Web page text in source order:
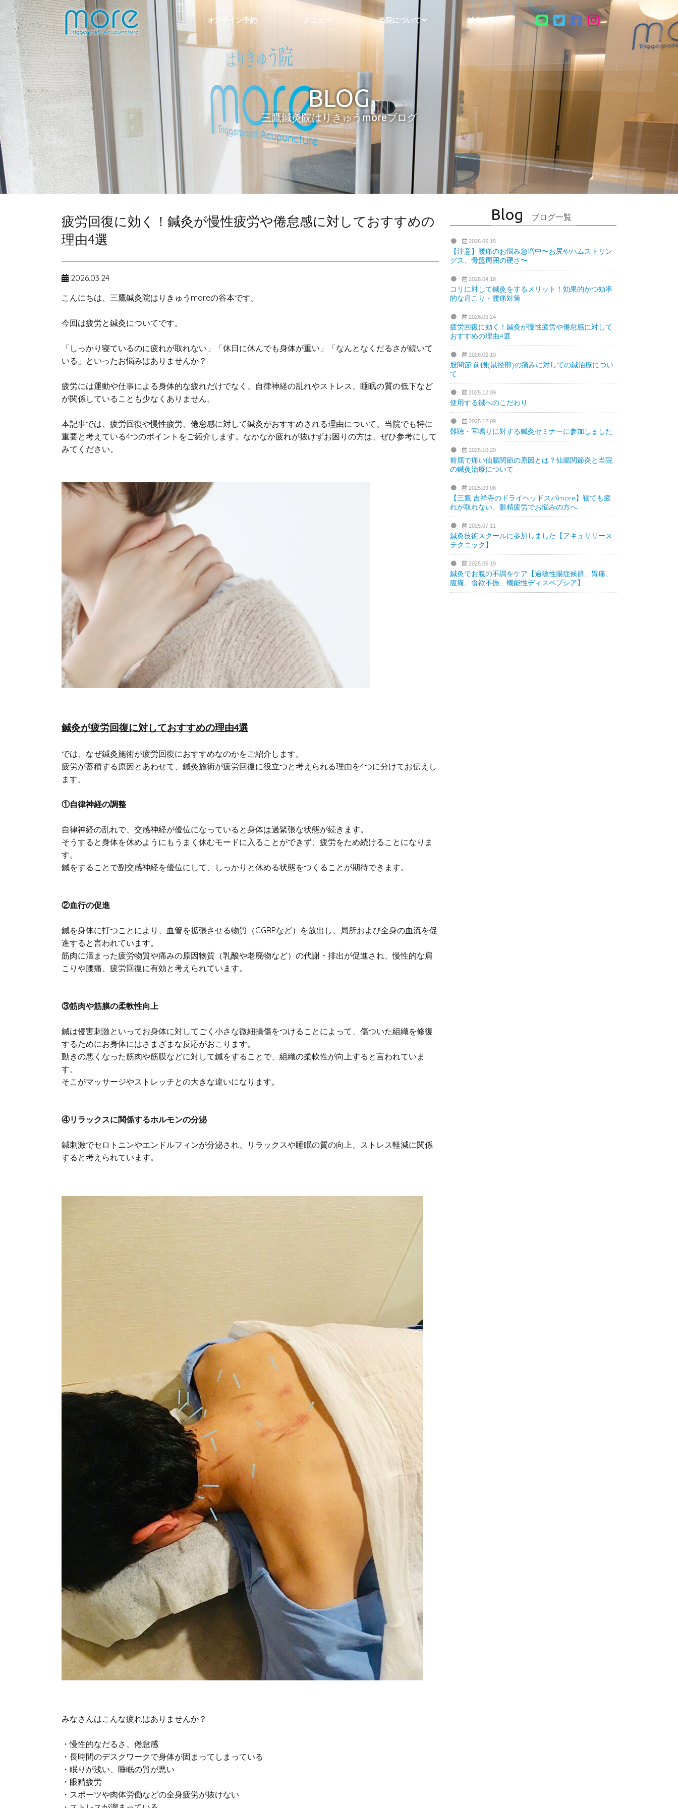
オンライン予約 メニュー 当院について 鍼灸について
BLOG
三鷹鍼灸院はりきゅうmoreブログ
疲労回復に効く！鍼灸が慢性疲労や倦怠感に対しておすすめの
理由4選
2026.03.24
こんにちは、三鷹鍼灸院はりきゅうmoreの谷本です。
今回は疲労と鍼灸についてです。
「しっかり寝ているのに疲れが取れない」「休日に休んでも身体が重い」「なんとなくだるさが続いて
いる」といったお悩みはありませんか？
疲労には運動や仕事による身体的な疲れだけでなく、自律神経の乱れやストレス、睡眠の質の低下など
が関係していることも少なくありません。
本記事では、疲労回復や慢性疲労、倦怠感に対して鍼灸がおすすめされる理由について、当院でも特に
重要と考えている4つのポイントをご紹介します。なかなか疲れが抜けずお困りの方は、ぜひ参考にして
みてください。
鍼灸が疲労回復に対しておすすめの理由4選
では、なぜ鍼灸施術が疲労回復におすすめなのかをご紹介します。
疲労が蓄積する原因とあわせて、鍼灸施術が疲労回復に役立つと考えられる理由を4つに分けてお伝えし
ます。
①自律神経の調整
自律神経の乱れで、交感神経が優位になっていると身体は過緊張な状態が続きます。
そうすると身体を休めようにもうまく休むモードに入ることができず、疲労をため続けることになりま
す。
鍼をすることで副交感神経を優位にして、しっかりと休める状態をつくることが期待できます。
②血行の促進
鍼を身体に打つことにより、血管を拡張させる物質（CGRPなど）を放出し、局所および全身の血流を促
進すると言われています。
筋肉に溜まった疲労物質や痛みの原因物質（乳酸や老廃物など）の代謝・排出が促進され、慢性的な肩
こりや腰痛、疲労回復に有効と考えられています。
③筋肉や筋膜の柔軟性向上
鍼は侵害刺激といってお身体に対してごく小さな微細損傷をつけることによって、傷ついた組織を修復
するためにお身体にはさまざまな反応がおこります。
動きの悪くなった筋肉や筋膜などに対して鍼をすることで、組織の柔軟性が向上すると言われていま
す。
そこがマッサージやストレッチとの大きな違いになります。
④リラックスに関係するホルモンの分泌
鍼刺激でセロトニンやエンドルフィンが分泌され、リラックスや睡眠の質の向上、ストレス軽減に関係
すると考えられています。
みなさんはこんな疲れはありませんか？
・慢性的なだるさ、倦怠感
・長時間のデスクワークで身体が固まってしまっている
・眠りが浅い、睡眠の質が悪い
・眼精疲労
・スポーツや肉体労働などの全身疲労が抜けない
Blog ブログ一覧
2026.06.15
【注意】腰痛のお悩み急増中〜お尻やハムストリン
グス、骨盤周囲の硬さ〜
2026.04.18
コリに対して鍼灸をするメリット！効果的かつ効率
的な肩こり・腰痛対策
2026.03.24
疲労回復に効く！鍼灸が慢性疲労や倦怠感に対して
おすすめの理由4選
2026.02.10
股関節 前側(鼠径部)の痛みに対しての鍼治療につい
て
2025.12.09
使用する鍼へのこだわり
2025.12.09
難聴・耳鳴りに対する鍼灸セミナーに参加しました
2025.10.20
前屈で痛い仙腸関節の原因とは？仙腸関節炎と当院
の鍼灸治療について
2025.09.08
【三鷹 吉祥寺のドライヘッドスパmore】寝ても疲
れが取れない、眼精疲労でお悩みの方へ
2025.07.11
鍼灸技術スクールに参加しました【アキュリリース
テクニック】
2025.05.19
鍼灸でお腹の不調をケア【過敏性腸症候群、胃痛、
腹痛、食欲不振、機能性ディスペプシア】